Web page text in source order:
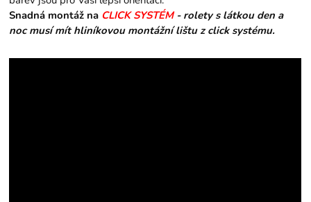
Snadná montáž na CLICK SYSTÉM - rolety s látkou den a
noc musí mít hliníkovou montážní lištu z click systému.